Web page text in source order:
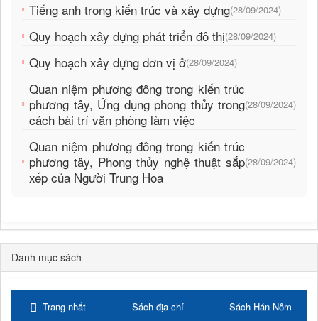
Tiếng anh trong kiến trúc và xây dựng(28/09/2024)
Quy hoạch xây dựng phát triển đô thị(28/09/2024)
Quy hoạch xây dựng đơn vị ở(28/09/2024)
Quan niệm phương đông trong kiến trúc
phương tây, Ứng dụng phong thủy trong
cách bài trí văn phòng làm việc
(28/09/2024)
Quan niệm phương đông trong kiến trúc
phương tây, Phong thủy nghệ thuật sắp
xếp của Người Trung Hoa
(28/09/2024)
Danh mục sách
Trang nhất Sách địa chí Sách Hán Nôm